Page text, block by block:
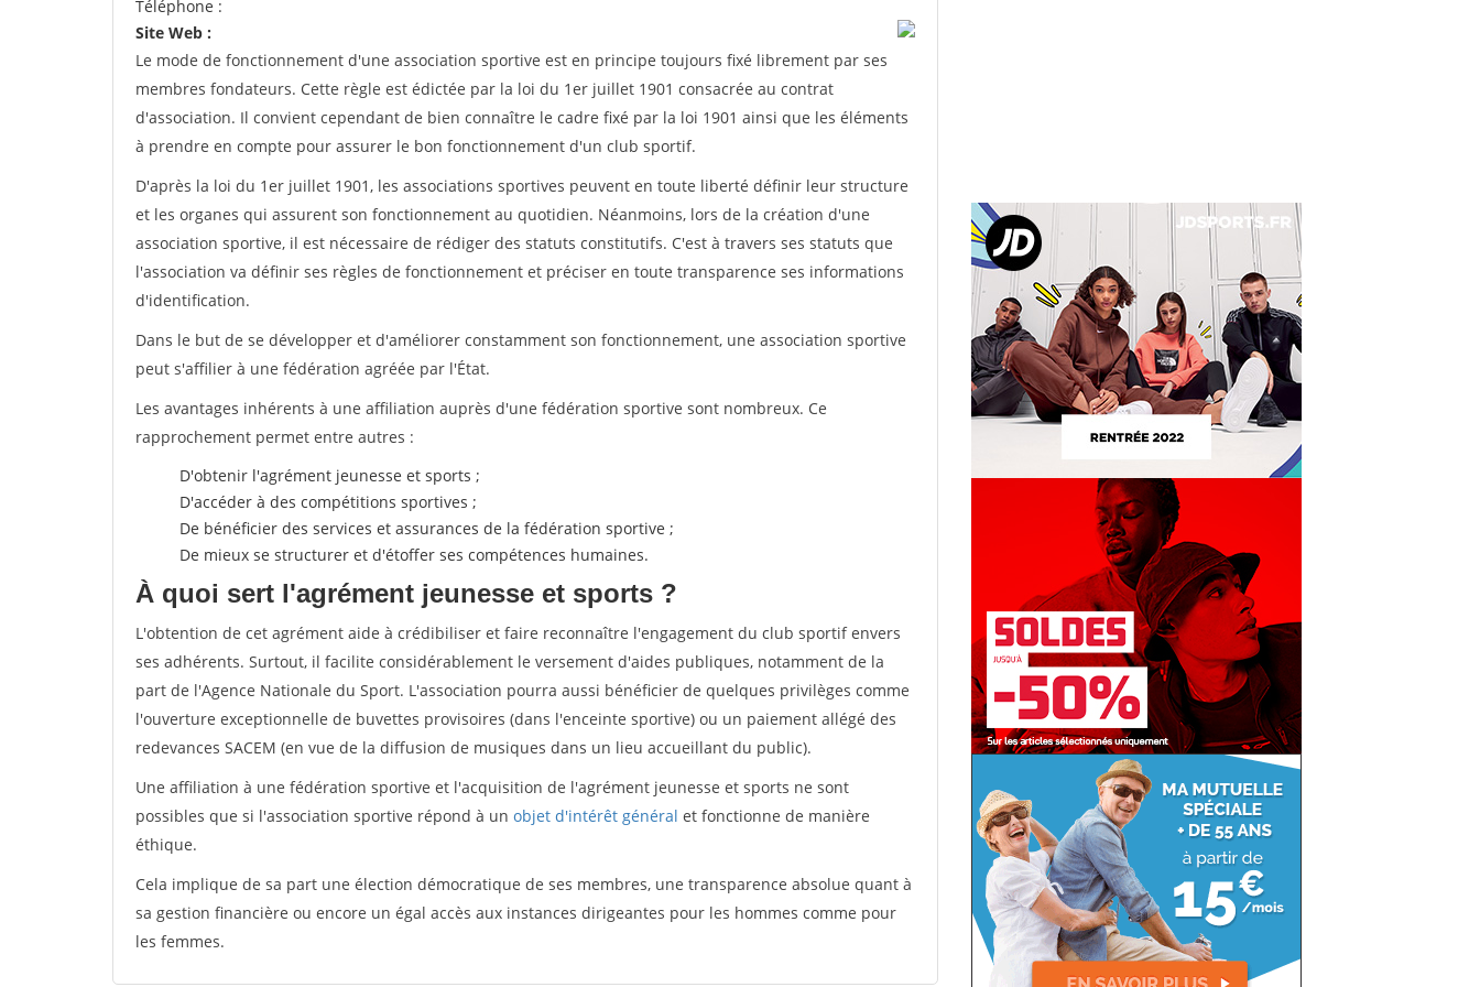
Téléphone :
Site Web :
Le mode de fonctionnement d'une association sportive est en principe toujours fixé librement par ses
membres fondateurs. Cette règle est édictée par la loi du 1er juillet 1901 consacrée au contrat
d'association. Il convient cependant de bien connaître le cadre fixé par la loi 1901 ainsi que les éléments
à prendre en compte pour assurer le bon fonctionnement d'un club sportif.
D'après la loi du 1er juillet 1901, les associations sportives peuvent en toute liberté définir leur structure
et les organes qui assurent son fonctionnement au quotidien. Néanmoins, lors de la création d'une
association sportive, il est nécessaire de rédiger des statuts constitutifs. C'est à travers ses statuts que
l'association va définir ses règles de fonctionnement et préciser en toute transparence ses informations
d'identification.
Dans le but de se développer et d'améliorer constamment son fonctionnement, une association sportive
peut s'affilier à une fédération agréée par l'État.
Les avantages inhérents à une affiliation auprès d'une fédération sportive sont nombreux. Ce
rapprochement permet entre autres :
D'obtenir l'agrément jeunesse et sports ;
D'accéder à des compétitions sportives ;
De bénéficier des services et assurances de la fédération sportive ;
De mieux se structurer et d'étoffer ses compétences humaines.
À quoi sert l'agrément jeunesse et sports ?
L'obtention de cet agrément aide à crédibiliser et faire reconnaître l'engagement du club sportif envers
ses adhérents. Surtout, il facilite considérablement le versement d'aides publiques, notamment de la
part de l'Agence Nationale du Sport. L'association pourra aussi bénéficier de quelques privilèges comme
l'ouverture exceptionnelle de buvettes provisoires (dans l'enceinte sportive) ou un paiement allégé des
redevances SACEM (en vue de la diffusion de musiques dans un lieu accueillant du public).
Une affiliation à une fédération sportive et l'acquisition de l'agrément jeunesse et sports ne sont
possibles que si l'association sportive répond à un objet d'intérêt général et fonctionne de manière
éthique.
Cela implique de sa part une élection démocratique de ses membres, une transparence absolue quant à
sa gestion financière ou encore un égal accès aux instances dirigeantes pour les hommes comme pour
les femmes.